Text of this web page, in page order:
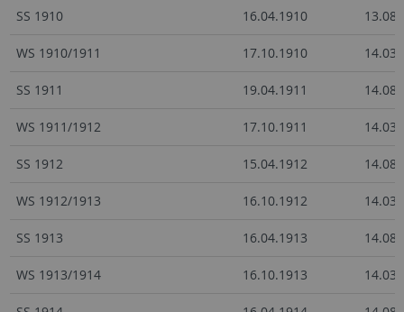
SS 1910 16.04.1910
WS 1910/1911 17.10.1910
SS 1911 19.04.1911
WS 1911/1912 17.10.1911
SS 1912 15.04.1912
WS 1912/1913 16.10.1912
SS 1913 16.04.1913
WS 1913/1914 16.10.1913